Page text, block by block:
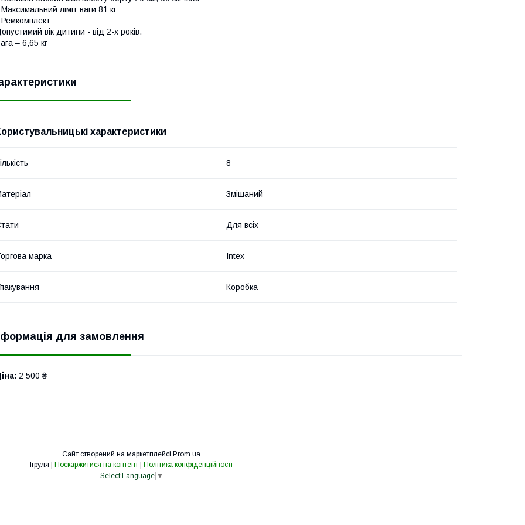
Максимальний ліміт ваги 81 кг
Ремкомплект
вік дитини - від 2-х років.
– 6,65 кг
характеристики
8
Змішаний
Для всіх
марка Intex
Коробка
для замовлення
2 500 ₴
Сайт створений на маркетплейсі Prom.ua
Поскаржитися на контент
Політика конфіденційності
Select Language ▼